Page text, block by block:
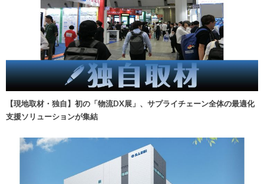
【現地取材・独自】初の「物流DX展」、サプライチェーン全体の最適化
支援ソリューションが集結